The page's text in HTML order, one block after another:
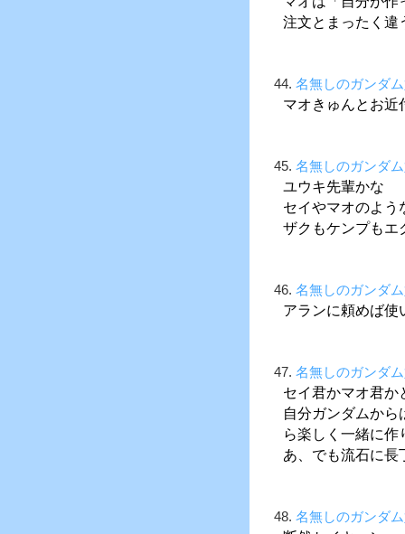
注文とまったく違
44. 名無しのガンダ
マオきゅんとお近
45. 名無しのガンダ
ユウキ先輩かな
セイやマオのよう
ザクもケンプもエ
46. 名無しのガンダ
アランに頼めば使
47. 名無しのガンダ
セイ君かマオ君か
自分ガンダムか
ら楽しく一緒に
あ、でも流石に長
48. 名無しのガンダ